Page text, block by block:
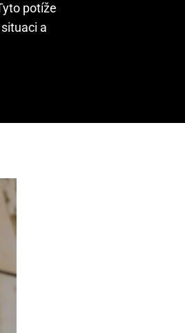
potíže
a